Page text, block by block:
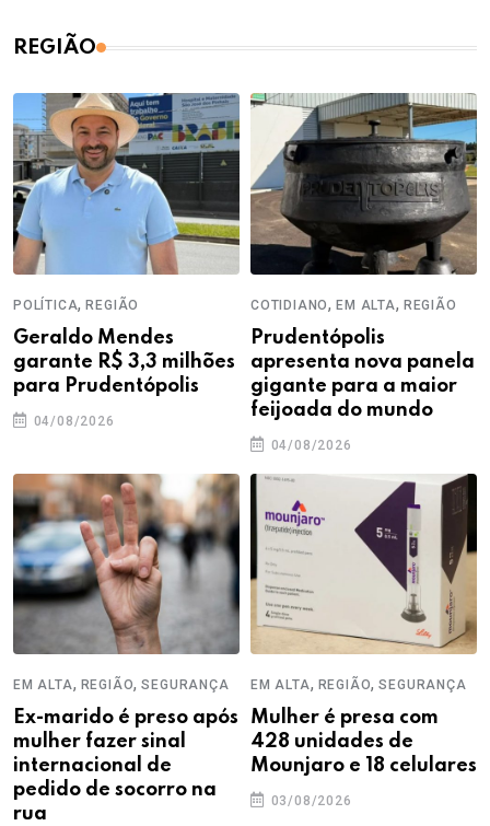
REGIÃO
POLÍTICA,REGIÃO
Geraldo Mendes
garante R$ 3,3 milhões
para Prudentópolis
04/08/2026
COTIDIANO,EM ALTA, REGIÃO
Prudentópolis
apresenta nova panela
gigante para a maior
feijoada do mundo
04/08/2026
EM ALTA, REGIÃO,SEGURANÇA
Ex-marido é preso após
mulher fazer sinal
internacional de
pedido de socorro na
rua
EM ALTA, REGIÃO,SEGURANÇA
Mulher é presa com
428 unidades de
Mounjaro e 18 celulares
03/08/2026